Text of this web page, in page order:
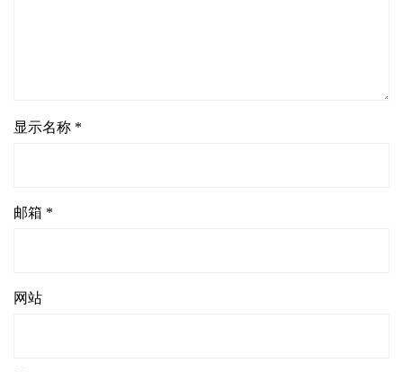
显示名称 *
邮箱 *
网站